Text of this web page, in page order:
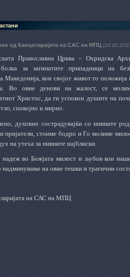
од Канцеларијата на САС на МПЦ
Православна Црква – Охридска
за загинатите припадници на
Македонија, кои својот живот го
Во овие денови на жалост, се
Христос, да ги успокои душите на
спокојно и мирно.
духовно сострадувајќи со нивните
пријатели, стоиме бодро и Го молиме
на утеха за нивните најблиски.
во Божјата милост и љубов кон
на овие тешки и трагични
на САС на МПЦ